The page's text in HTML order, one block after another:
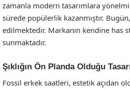
zamanla modern tasarımlara
sürede popülerlik kazanmıştır.
edilmektedir. Markanın kendine has
sunmaktadır.
Şıklığın Ön Planda Olduğu
Fossil erkek saatleri, estetik açıdan